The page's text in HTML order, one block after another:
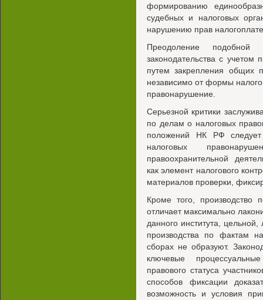
формированию
судебных и налоговых
нарушению прав
Преодоление подобной
законодательства с учетом
путем закрепления общих
независимо от формы
правонарушение.
Серьезной критики
по делам о налоговых
положений НК РФ
налоговых
правоохранительной
как элемент налогового
материалов проверки,
Кроме того, производство
отличает максимально
данного института,
производства по фактам
сборах не образуют.
ключевые
правового статуса
способов фиксации
возможность и условия